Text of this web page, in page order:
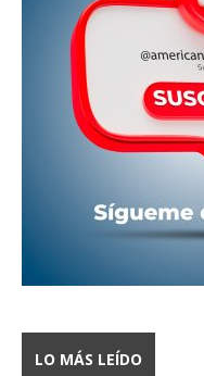
LO MÁS LEÍDO